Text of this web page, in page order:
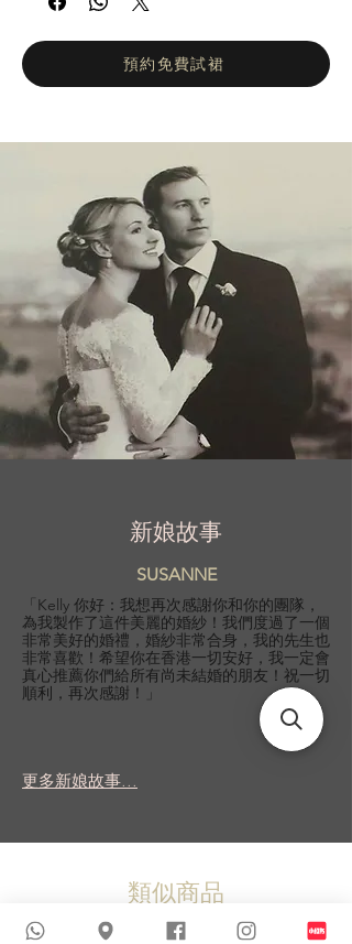
曼諾娃的工作室一直致力於打造輕盈飄逸、凸
禮當天專注於拍攝婚紗照和享受眾人的讚美目
光，而不是忙於換裝。
預約免費試裙
新娘故事
SUSANNE
「Kelly 你好：我想再次感謝你和你的團隊，
為我製作了這件美麗的婚紗！我們度過了一個
非常美好的婚禮，婚紗非常合身，我的先生也
非常喜歡！希望你在香港一切安好，我一定會
真心推薦你們給所有尚未結婚的朋友！祝一切
順利，再次感謝！」
更多新娘故事...
類似商品